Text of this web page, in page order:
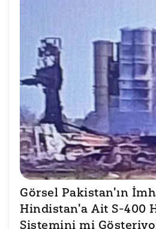
Görsel Pakistan'ın
Hindistan'a Ait S-400
Sistemini mi